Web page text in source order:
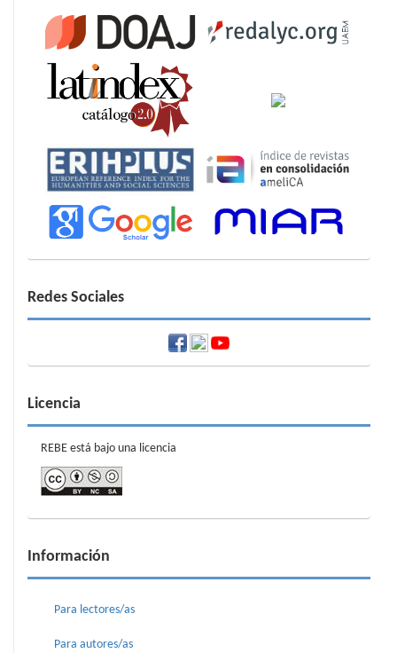
Redes Sociales
Licencia
REBE está bajo una licencia
Información
Para lectores/as
Para autores/as